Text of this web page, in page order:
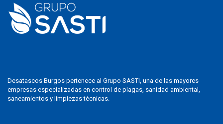
Desatascos Burgos pertenece al Grupo SASTI, una de las mayores
empresas especializadas en control de plagas, sanidad ambiental,
saneamientos y limpiezas técnicas.